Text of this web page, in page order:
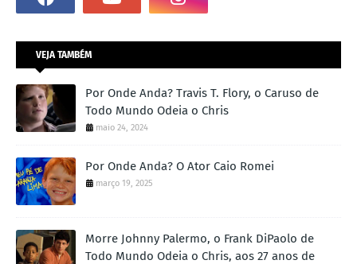
VEJA TAMBÉM
Por Onde Anda? Travis T. Flory, o Caruso de
Todo Mundo Odeia o Chris
maio 24, 2024
Por Onde Anda? O Ator Caio Romei
março 19, 2025
Morre Johnny Palermo, o Frank DiPaolo de
Todo Mundo Odeia o Chris, aos 27 anos de